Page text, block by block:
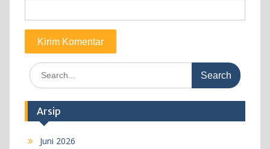
Search
for:
Arsip
Juni 2026